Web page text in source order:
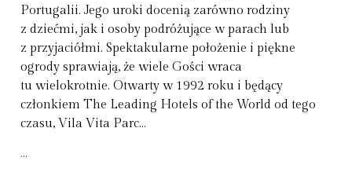
Portugalii. Jego uroki docenią zarówno rodziny
z dziećmi, jak i osoby podróżujące w parach lub
z przyjaciółmi. Spektakularne położenie i piękne
ogrody sprawiają, że wiele Gości wraca
tu wielokrotnie. Otwarty w 1992 roku i będący
członkiem The Leading Hotels of the World od tego
czasu, Vila Vita Parc...
...